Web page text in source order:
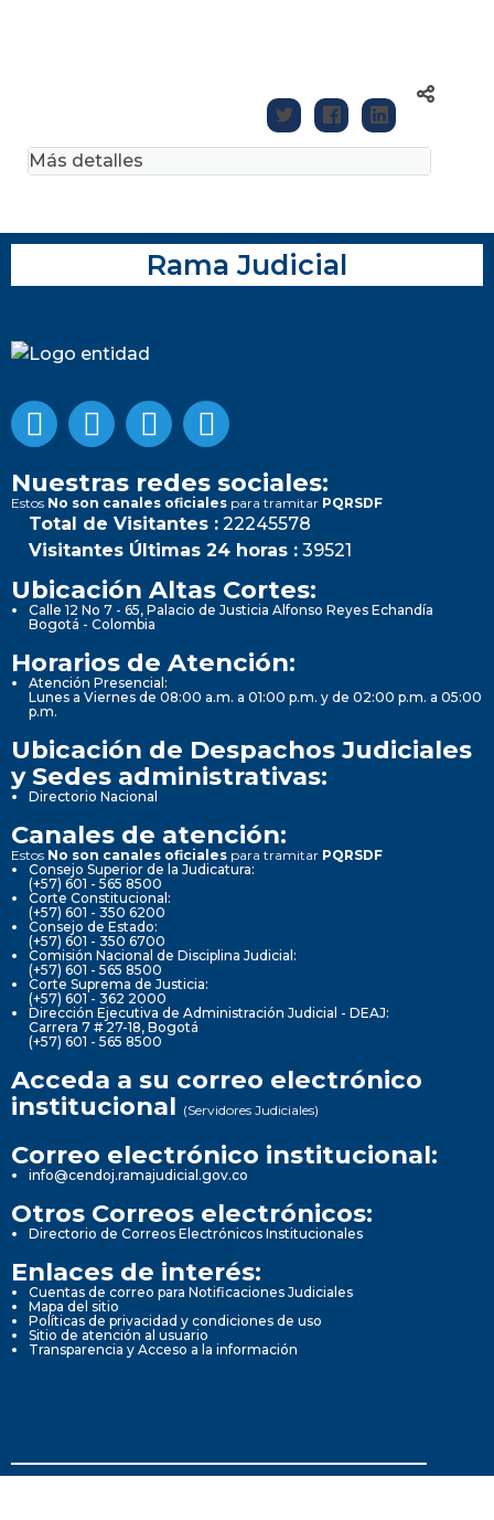
Más detalles
Rama Judicial
Nuestras redes sociales:
Estos No son canales oficiales para tramitar PQRSDF
Total de Visitantes : 22245578
Visitantes Últimas 24 horas : 39521
Ubicación Altas Cortes:
Calle 12 No 7 - 65, Palacio de Justicia Alfonso Reyes Echandía
Bogotá - Colombia
Horarios de Atención:
Atención Presencial:
Lunes a Viernes de 08:00 a.m. a 01:00 p.m. y de 02:00 p.m. a 05:00
p.m.
Ubicación de Despachos Judiciales
y Sedes administrativas:
Directorio Nacional
Canales de atención:
Estos No son canales oficiales para tramitar PQRSDF
Consejo Superior de la Judicatura:
(+57) 601 - 565 8500
Corte Constitucional:
(+57) 601 - 350 6200
Consejo de Estado:
(+57) 601 - 350 6700
Comisión Nacional de Disciplina Judicial:
(+57) 601 - 565 8500
Corte Suprema de Justicia:
(+57) 601 - 362 2000
Dirección Ejecutiva de Administración Judicial - DEAJ:
Carrera 7 # 27-18, Bogotá
(+57) 601 - 565 8500
Acceda a su correo electrónico
institucional (Servidores Judiciales)
Correo electrónico institucional:
info@cendoj.ramajudicial.gov.co
Otros Correos electrónicos:
Directorio de Correos Electrónicos Institucionales
Enlaces de interés:
Cuentas de correo para Notificaciones Judiciales
Mapa del sitio
Políticas de privacidad y condiciones de uso
Sitio de atención al usuario
Transparencia y Acceso a la información